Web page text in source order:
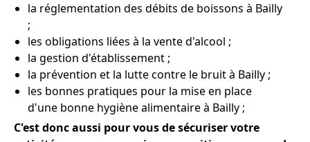
la réglementation des débits de boissons à Bailly
;
les obligations liées à la vente d'alcool ;
la gestion d'établissement ;
la prévention et la lutte contre le bruit à Bailly ;
les bonnes pratiques pour la mise en place
d'une bonne hygiène alimentaire à Bailly ;
C'est donc aussi pour vous de sécuriser votre